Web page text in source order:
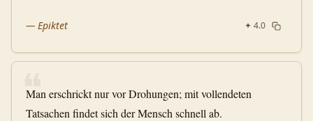
— Epiktet ✦ 4.0
❝
Man erschrickt nur vor Drohungen; mit vollendeten
Tatsachen findet sich der Mensch schnell ab.